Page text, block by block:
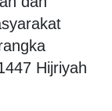
Hijriyah